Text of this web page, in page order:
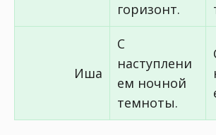
горизонт.
Иша
С
наступлени
ем ночной
темноты.